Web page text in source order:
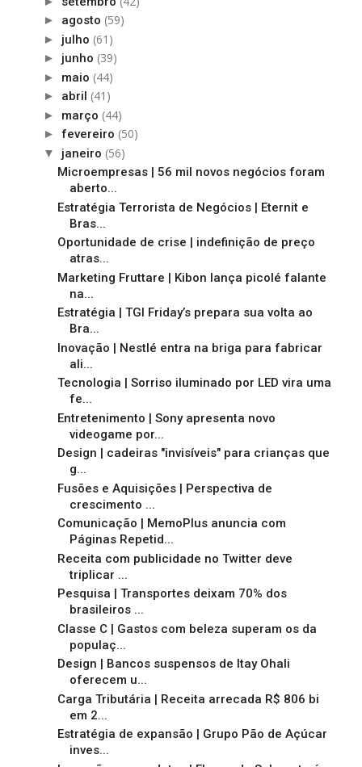
► agosto (59)
► julho (61)
► junho (39)
► maio (44)
► abril (41)
► março (44)
► fevereiro (50)
▼ janeiro (56)
Microempresas | 56 mil novos negócios foram
aberto...
Estratégia Terrorista de Negócios | Eternit e
Bras...
Oportunidade de crise | indefinição de preço
atras...
Marketing Fruttare | Kibon lança picolé falante
na...
Estratégia | TGI Friday’s prepara sua volta ao
Bra...
Inovação | Nestlé entra na briga para fabricar
ali...
Tecnologia | Sorriso iluminado por LED vira uma
fe...
Entretenimento | Sony apresenta novo
videogame por...
Design | cadeiras "invisíveis" para crianças que
g...
Fusões e Aquisições | Perspectiva de
crescimento ...
Comunicação | MemoPlus anuncia com
Páginas Repetid...
Receita com publicidade no Twitter deve
triplicar ...
Pesquisa | Transportes deixam 70% dos
brasileiros ...
Classe C | Gastos com beleza superam os da
populaç...
Design | Bancos suspensos de Itay Ohali
oferecem u...
Carga Tributária | Receita arrecada R$ 806 bi
em 2...
Estratégia de expansão | Grupo Pão de Açúcar
inves...